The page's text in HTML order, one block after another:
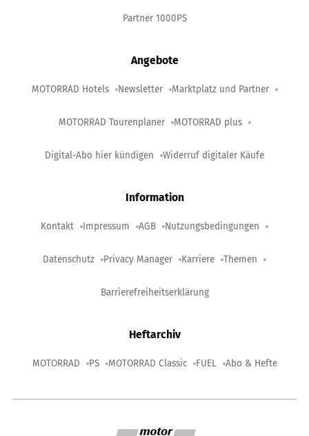
Partner 1000PS
Angebote
MOTORRAD Hotels Newsletter Marktplatz und Partner
MOTORRAD Tourenplaner MOTORRAD plus
Digital-Abo hier kündigen Widerruf digitaler Käufe
Information
Kontakt Impressum AGB Nutzungsbedingungen
Datenschutz Privacy Manager Karriere Themen
Barrierefreiheitserklärung
Heftarchiv
MOTORRAD PS MOTORRAD Classic FUEL Abo & Hefte